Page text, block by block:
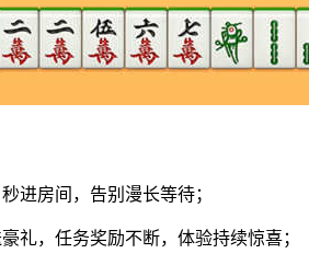
进房间，告别漫长等待；
礼，任务奖励不断，体验持续惊喜；